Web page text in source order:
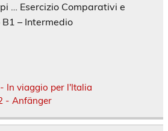
… Esercizio Comparativi e
– Intermedio
In viaggio per l'Italia
- Anfänger